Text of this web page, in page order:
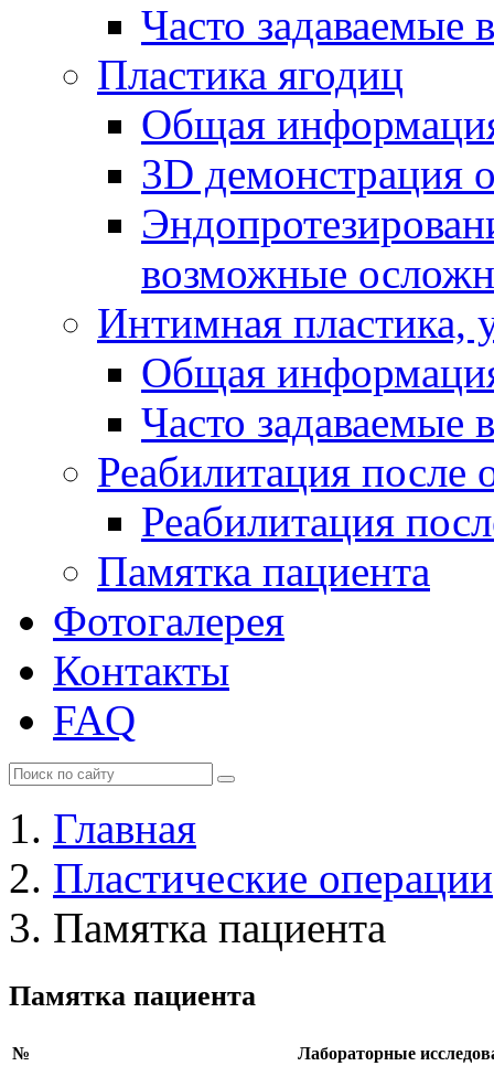
Часто задаваемые
Пластика ягодиц
Общая
3D демонстрация
возможные
Интимная пластика,
Общая
Часто задаваемые
Реабилитация после
Реабилитация
Памятка пациента
Фотогалерея
Контакты
FAQ
Главная
Пластические операции
Памятка пациента
Памятка пациента
№
Лабораторные